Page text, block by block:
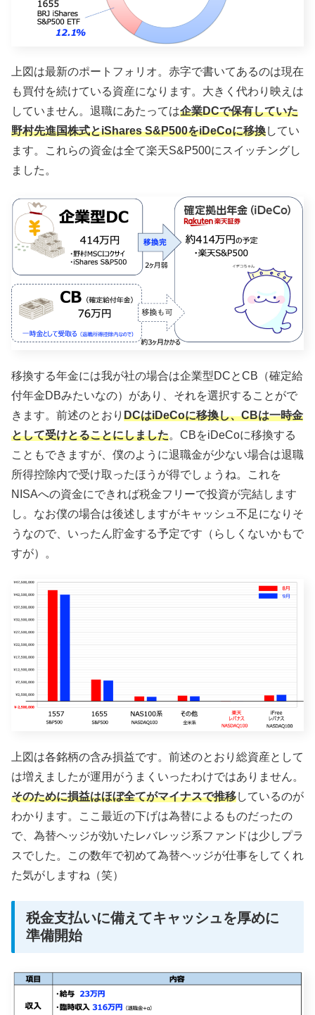
上図は最新のポートフォリオ。赤字で書いてあるのは現在
も買付を続けている資産になります。大きく代わり映えは
していません。退職にあたっては企業DCで保有していた
野村先進国株式とiShares S&P500をiDeCoに移換してい
ます。これらの資金は全て楽天S&P500にスイッチングし
ました。
移換する年金には我が社の場合は企業型DCとCB（確定給
付年金DBみたいなの）があり、それを選択することがで
きます。前述のとおり DCはiDeCoに移換し、CBは一時金
として受けとることにしました。CBをiDeCoに移換する
こともできますが、僕のように退職金が少ない場合は退職
所得控除内で受け取ったほうが得でしょうね。これを
NISAへの資金にできれば税金フリーで投資が完結します
し。なお僕の場合は後述しますがキャッシュ不足になりそ
うなので、いったん貯金する予定です（らしくないかもで
すが）。
上図は各銘柄の含み損益です。前述のとおり総資産として
は増えましたが運用がうまくいったわけではありません。
そのために損益はほぼ全てがマイナスで推移しているのが
わかります。ここ最近の下げは為替によるものだったの
で、為替ヘッジが効いたレバレッジ系ファンドは少しプラ
スでした。この数年で初めて為替ヘッジが仕事をしてくれ
た気がしますね（笑）
税金支払いに備えてキャッシュを厚めに
準備開始